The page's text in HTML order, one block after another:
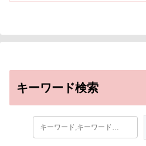
キーワード検索